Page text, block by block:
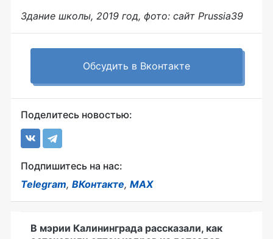
Здание школы, 2019 год, фото: сайт Prussia39
Обсудить в Вконтакте
Поделитесь новостью:
Подпишитесь на нас:
Telegram, ВКонтакте, MAX
В мэрии Калининграда рассказали, как